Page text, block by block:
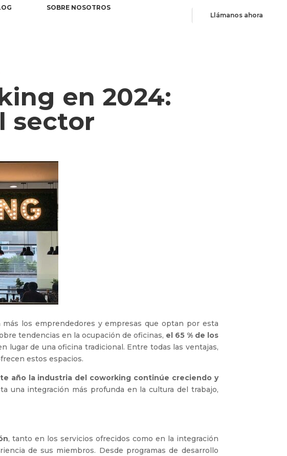
SOBRE NOSOTROS
Llámanos ahora
en 2024:
sector
los emprendedores y empresas que optan por esta
tendencias en la ocupación de oficinas, el 65 % de los
lugar de una oficina tradicional. Entre todas las ventajas,
estos espacios.
año la industria del coworking continúe creciendo y
una integración más profunda en la cultura del trabajo,
, tanto en los servicios ofrecidos como en la integración
de sus miembros. Desde programas de desarrollo